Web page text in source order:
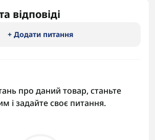
відповіді
+ Додати питання
про даний товар, станьте
і задайте своє питання.